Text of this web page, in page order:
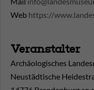
Web https://
Veranstalter
Archäologisches
Neustädtische